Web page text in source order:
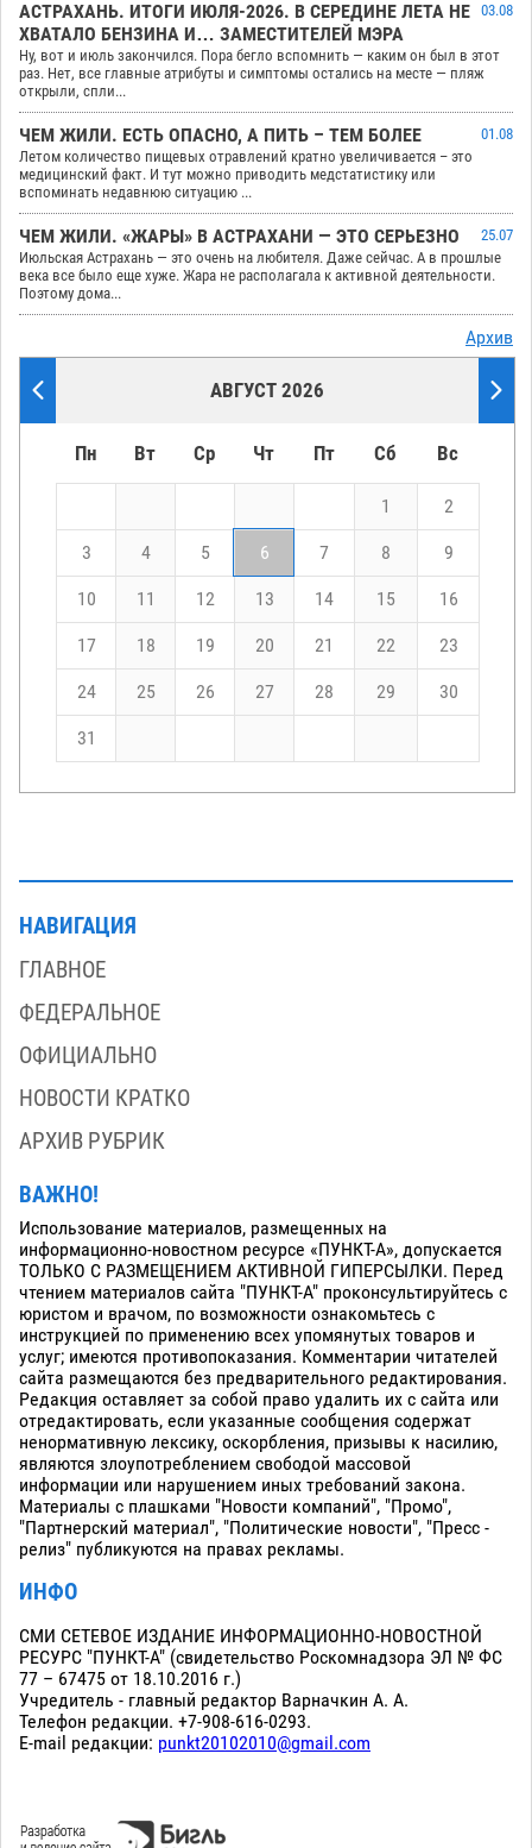
АСТРАХАНЬ. ИТОГИ ИЮЛЯ-2026. В СЕРЕДИНЕ ЛЕТА НЕ
ХВАТАЛО БЕНЗИНА И… ЗАМЕСТИТЕЛЕЙ МЭРА
03.08
Ну, вот и июль закончился. Пора бегло вспомнить — каким он был в этот
раз. Нет, все главные атрибуты и симптомы остались на месте — пляж
открыли, спли...
ЧЕМ ЖИЛИ. ЕСТЬ ОПАСНО, А ПИТЬ – ТЕМ БОЛЕЕ
01.08
Летом количество пищевых отравлений кратно увеличивается – это
медицинский факт. И тут можно приводить медстатистику или
вспоминать недавнюю ситуацию ...
ЧЕМ ЖИЛИ. «ЖАРЫ» В АСТРАХАНИ — ЭТО СЕРЬЕЗНО
25.07
Июльская Астрахань — это очень на любителя. Даже сейчас. А в прошлые
века все было еще хуже. Жара не располагала к активной деятельности.
Поэтому дома...
Архив
АВГУСТ 2026
Пн Вт Ср Чт Пт Сб Вс
1 2
3 4 5 6 7 8 9
10 11 12 13 14 15 16
17 18 19 20 21 22 23
24 25 26 27 28 29 30
31
НАВИГАЦИЯ
ГЛАВНОЕ
ФЕДЕРАЛЬНОЕ
ОФИЦИАЛЬНО
НОВОСТИ КРАТКО
АРХИВ РУБРИК
ВАЖНО!
Использование материалов, размещенных на
информационно-новостном ресурсе «ПУНКТ-А», допускается
ТОЛЬКО С РАЗМЕЩЕНИЕМ АКТИВНОЙ ГИПЕРСЫЛКИ. Перед
чтением материалов сайта "ПУНКТ-А" проконсультируйтесь с
юристом и врачом, по возможности ознакомьтесь с
инструкцией по применению всех упомянутых товаров и
услуг; имеются противопоказания. Комментарии читателей
сайта размещаются без предварительного редактирования.
Редакция оставляет за собой право удалить их с сайта или
отредактировать, если указанные сообщения содержат
ненормативную лексику, оскорбления, призывы к насилию,
являются злоупотреблением свободой массовой
информации или нарушением иных требований закона.
Материалы с плашками "Новости компаний", "Промо",
"Партнерский материал", "Политические новости", "Пресс -
релиз" публикуются на правах рекламы.
ИНФО
СМИ СЕТЕВОЕ ИЗДАНИЕ ИНФОРМАЦИОННО-НОВОСТНОЙ
РЕСУРС "ПУНКТ-А" (свидетельство Роскомнадзора ЭЛ № ФС
77 – 67475 от 18.10.2016 г.)
Учредитель - главный редактор Варначкин А. А.
Телефон редакции. +7-908-616-0293.
E-mail редакции: punkt20102010@gmail.com